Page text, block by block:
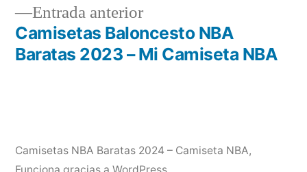
entradas
Entrada anteriorEntrada
anterior:
Camisetas Baloncesto NBA
Baratas 2023 – Mi Camiseta NBA
Camisetas NBA Baratas 2024 – Camiseta NBA,